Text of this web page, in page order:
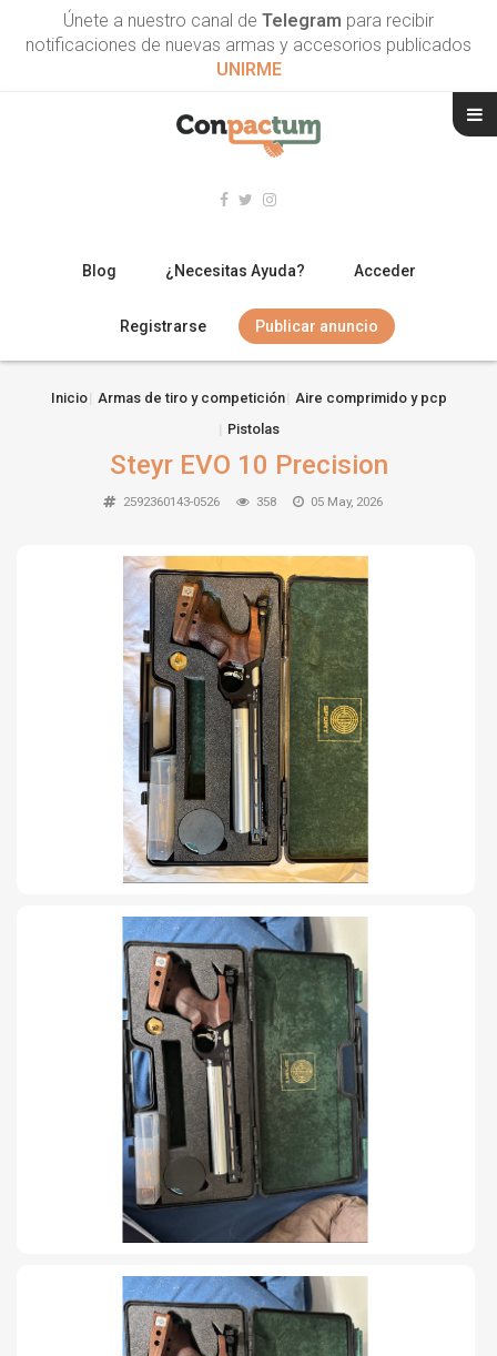
Únete a nuestro canal de Telegram para recibir
notificaciones de nuevas armas y accesorios publicados
UNIRME
Blog ¿Necesitas Ayuda? Acceder
Registrarse Publicar anuncio
AIRE COMPRIMIDO
OTRAS ARMAS
ACCESORIOS
Inicio Armas de tiro y competición
Aire comprimido y pcp
Pistolas
Steyr EVO 10 Precision
2592360143-0526 358 05 May, 2026